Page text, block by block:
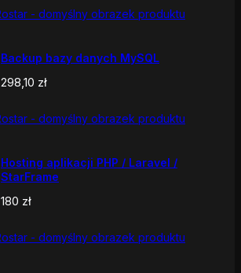
Backup bazy danych MySQL
298,10 zł
Hosting aplikacji PHP / Laravel /
StarFrame
180 zł